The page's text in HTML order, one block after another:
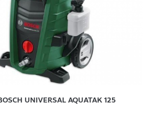
UNIVERSAL AQUATAK 125